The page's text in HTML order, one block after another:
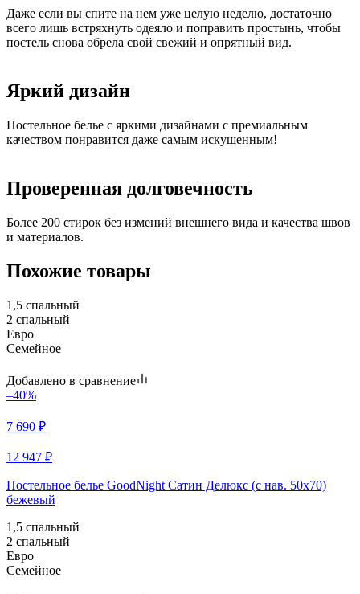
Даже если вы спите на нем уже целую неделю, достаточно
всего лишь встряхнуть одеяло и поправить простынь, чтобы
постель снова обрела свой свежий и опрятный вид.
Яркий дизайн
Постельное белье с яркими дизайнами с премиальным
качеством понравится даже самым искушенным!
Проверенная долговечность
Более 200 стирок без измений внешнего вида и качества швов
и материалов.
Похожие товары
1,5 спальный
2 спальный
Евро
Семейное
Добавлено в сравнение
–40%
7 690 ₽
12 947 ₽
Постельное белье GoodNight Сатин Делюкс (с нав. 50х70)
бежевый
1,5 спальный
2 спальный
Евро
Семейное